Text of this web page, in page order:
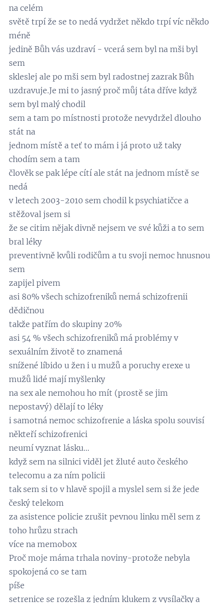
na celém
světě trpí že se to nedá vydržet někdo trpí víc někdo
méně
jedině Bůh vás uzdraví - vcerá sem byl na mši byl
sem
skleslej ale po mši sem byl radostnej zazrak Bůh
uzdravuje.Je mi to jasný proč můj táta dříve když
sem byl malý chodil
sem a tam po místnosti protože nevydržel dlouho
stát na
jednom místě a teť to mám i já proto už taky
chodím sem a tam
člověk se pak lépe cítí ale stát na jednom místě se
nedá
v letech 2003-2010 sem chodil k psychiatičce a
stěžoval jsem si
že se citim nějak divně nejsem ve své kůži a to sem
bral léky
preventivně kvůli rodičům a tu svoji nemoc hnusnou
sem
zapijel pivem
asi 80% všech schizofreniků nemá schizofrenii
dědičnou
takže patřím do skupiny 20%
asi 54 % všech schizofreniků má problémy v
sexuálním životě to znamená
snížené líbido u žen i u mužů a poruchy erexe u
mužů lidé mají myšlenky
na sex ale nemohou ho mít (prostě se jim
nepostavý) dělají to léky
i samotná nemoc schizofrenie a láska spolu souvisí
někteří schizofrenici
neumí vyznat lásku...
když sem na silnici viděl jet žluté auto českého
telecomu a za ním policii
tak sem si to v hlavě spojil a myslel sem si že jede
český telekom
za asistence policie zrušit pevnou linku měl sem z
toho hrůzu strach
více na memobox
Proč moje máma trhala noviny-protože nebyla
spokojená co se tam
píše
setrenice se rozešla z jedním klukem z vysílačky a